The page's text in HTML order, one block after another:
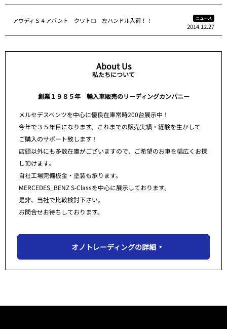
アウディＳ４アバント クワトロ 左ハンドル入荷！！ ニュース
2014.12.27
About Us
私たちについて
創業１９８５年 輸入車販売のリーディングカンパニー
メルセデスベンツを中心に優良在庫常時200台展示中！
今年で３５年目になります。これまでの販売実績・経験を生かして
ご購入のサポート致します！
店頭以外にも多数在庫がございますので、ご希望のお車を幅広くお探
し頂けます。
自社工場完備板金・塗装も承ります。
MERCEDES_BENZ S-Classを中心に展示しております。
是非、当社で比較検討下さい。
お問合せお待ちしております。
オノトレーディングの詳細